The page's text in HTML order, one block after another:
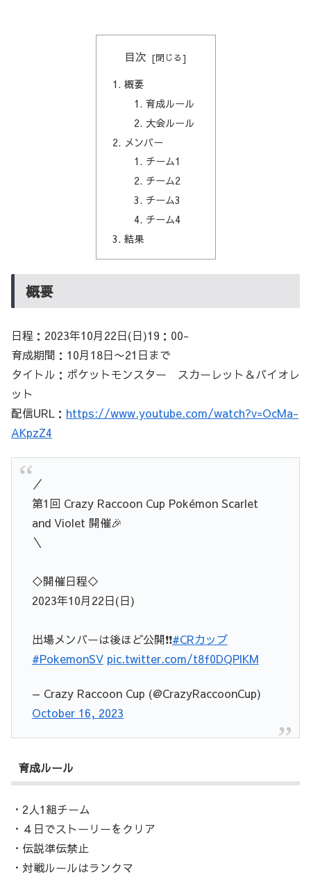
目次
概要
育成ルール
大会ルール
メンバー
チーム1
チーム2
チーム3
チーム4
結果
概要
日程：2023年10月22日(日)19：00-
育成期間：10月18日〜21日まで
タイトル：ポケットモンスター スカーレット＆バイオレ
ット
配信URL： https://www.youtube.com/watch?v=OcMa-
AKpzZ4
／
第1回 Crazy Raccoon Cup Pokémon Scarlet
and Violet 開催🎉
＼
◇開催日程◇
2023年10月22日(日)
出場メンバーは後ほど公開❗️❗️#CRカップ
#PokemonSV pic.twitter.com/t8f0DQPlKM
— Crazy Raccoon Cup (@CrazyRaccoonCup)
October 16, 2023
育成ルール
・2人1組チーム
・４日でストーリーをクリア
・伝説準伝禁止
・対戦ルールはランクマ